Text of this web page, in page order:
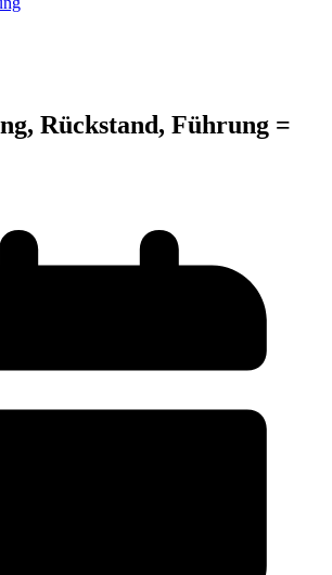
Rückstand, Führung =